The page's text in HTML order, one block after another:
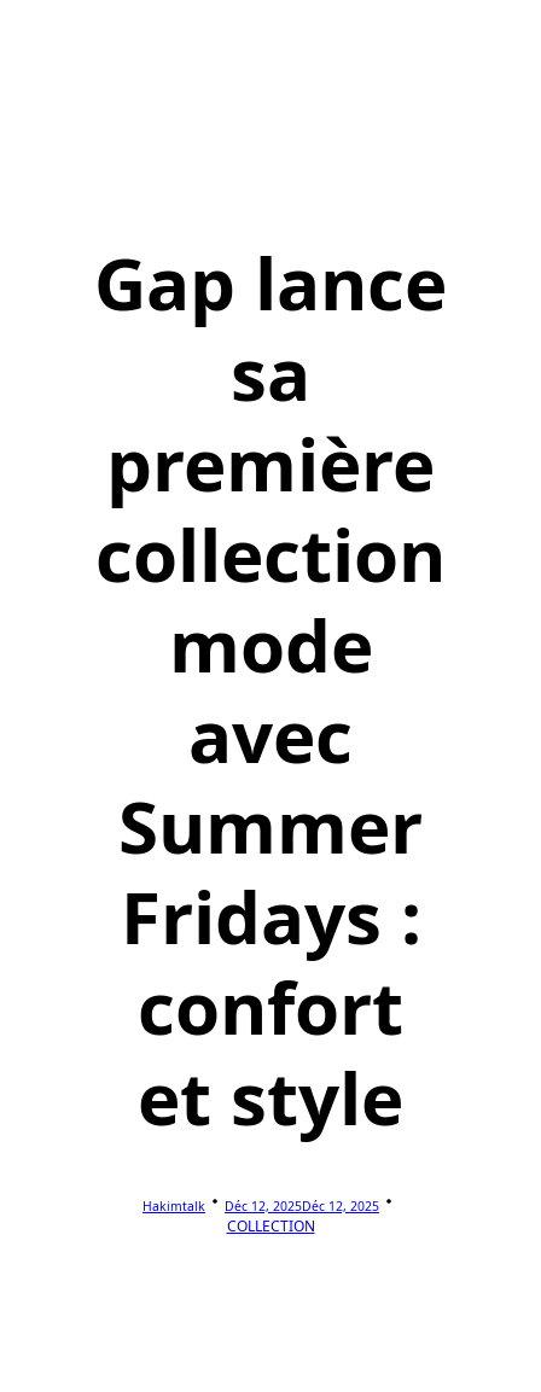
Gap lance
sa
première
collection
mode
avec
Summer
Fridays :
confort
et style
Hakimtalk Déc 12, 2025Déc 12, 2025
COLLECTION